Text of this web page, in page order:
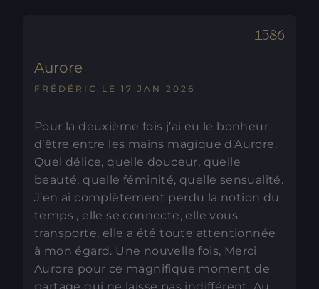
Aurore
FRÉDÉRIC LE 17 JAN 2026
Pour la deuxième fois j’ai eu le bonheur
d’être entre les mains magique d’Aurore.
Quel délice, quelle douceur, quelle
beauté, quelle féminité, quelle sensualité.
J’en ai complètement perdu la notion du
temps , elle se connecte, elle vous
transporte, elle a été toute attentionnée
à mon égard. Une nouvelle fois, Merci
Aurore pour ce magnifique moment de